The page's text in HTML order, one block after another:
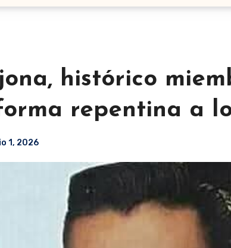
histórico
repentina a
1, 2026